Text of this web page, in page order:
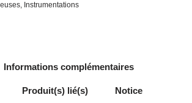
, Instrumentations
Informations complémentaires
Produit(s) lié(s) Notice